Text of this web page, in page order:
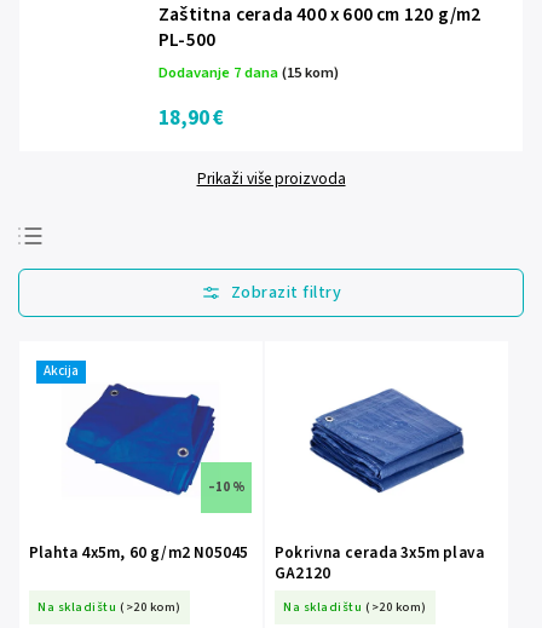
Zaštitna cerada 400 x 600 cm 120 g/m2
PL-500
Dodavanje 7 dana(15 kom)
18,90 €
Prikaži više proizvoda
Najprodavanije
Najjeftinije
Abecedno
Akcija
–10 %
Plahta 4x5m, 60 g/m2 N05045
Na skladištu (>20 kom)
Pokrivna cerada 3x5m plava
GA2120
Na skladištu (>20 kom)